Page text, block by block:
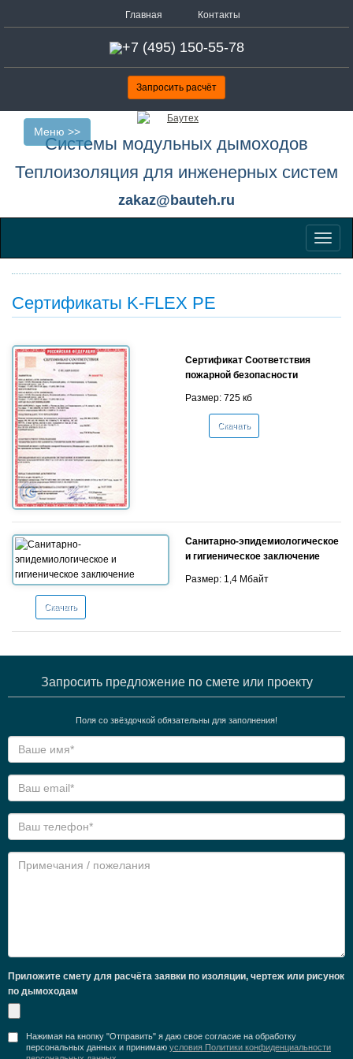
Главная Контакты
+7 (495) 150-55-78
Запросить расчёт
Системы модульных дымоходов
Теплоизоляция для инженерных систем
zakaz@bauteh.ru
Меню
Меню >>
Сертификаты K-FLEX PE
Сертификат Соответствия
пожарной безопасности
Размер: 725 кб
Скачать
Санитарно-эпидемиологическое
и гигиеническое заключение
Размер: 1,4 Мбайт
Скачать
Запросить предложение по смете или проекту
Поля со звёздочкой обязательны для заполнения!
Приложите смету для расчёта заявки по изоляции, чертеж или рисунок
по дымоходам
Нажимая на кнопку "Отправить" я даю свое согласие на обработку
персональных данных и принимаю условия Политики конфиденциальности